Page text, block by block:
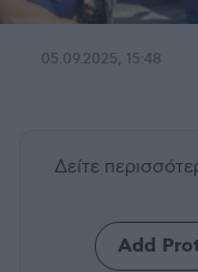
05.09.2025, 15:48
Δείτε
Add